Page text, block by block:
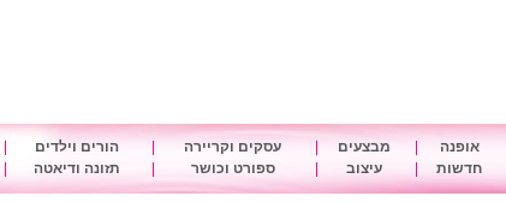
אופנה מבצעים עסקים וקריירה הורים וילדים
חדשות עיצוב ספורט וכושר תזונה ודיאטה